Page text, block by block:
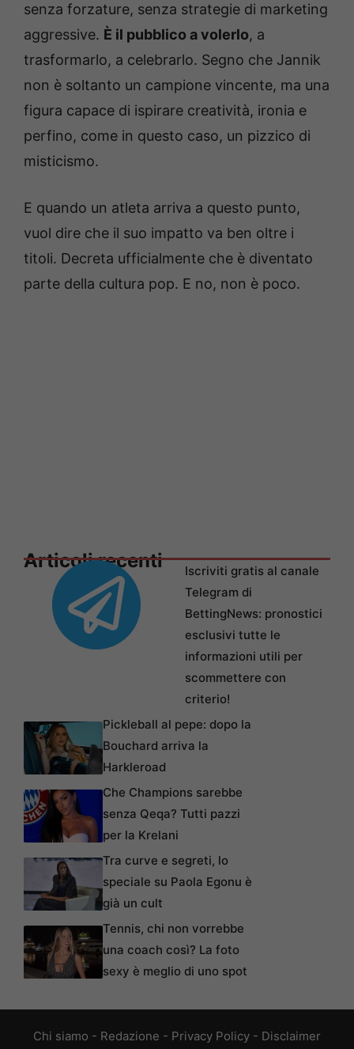
senza forzature, senza strategie di marketing
aggressive. È il pubblico a volerlo, a
trasformarlo, a celebrarlo. Segno che Jannik
non è soltanto un campione vincente, ma una
figura capace di ispirare creatività, ironia e
perfino, come in questo caso, un pizzico di
misticismo.
E quando un atleta arriva a questo punto,
vuol dire che il suo impatto va ben oltre i
titoli. Decreta ufficialmente che è diventato
parte della cultura pop. E no, non è poco.
Articoli recenti
Iscriviti gratis al canale
Telegram di
BettingNews: pronostici
esclusivi tutte le
informazioni utili per
scommettere con
criterio!
Pickleball al pepe: dopo la
Bouchard arriva la
Harkleroad
Che Champions sarebbe
senza Qeqa? Tutti pazzi
per la Krelani
Tra curve e segreti, lo
speciale su Paola Egonu è
già un cult
Tennis, chi non vorrebbe
una coach così? La foto
sexy è meglio di uno spot
Chi siamo - Redazione - Privacy Policy - Disclaimer